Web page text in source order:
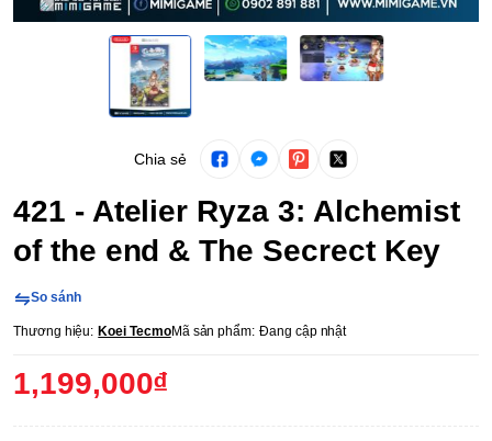
Chia sẻ
421 - Atelier Ryza 3: Alchemist
of the end & The Secrect Key
So sánh
Thương hiệu: Koei TecmoMã sản phẩm: Đang cập nhật
1,199,000₫